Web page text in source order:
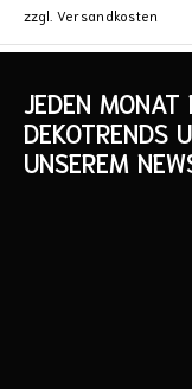
zzgl. Versandkosten
JEDEN MONAT
DEKOTRENDS
UNSEREM